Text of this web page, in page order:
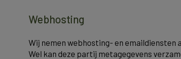
Webhosting
Wij nemen webhosting- en emaildiensten
Wel kan deze partij metagegevens